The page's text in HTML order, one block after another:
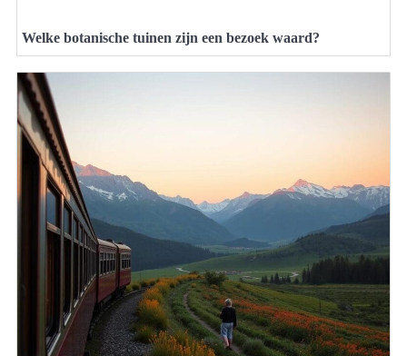
Welke botanische tuinen zijn een bezoek waard?